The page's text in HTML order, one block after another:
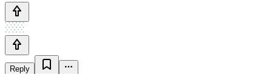
Reply